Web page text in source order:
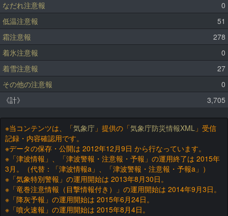
なだれ注意報
0
低温注意報
51
霜注意報
278
着氷注意報
0
着雪注意報
27
その他の注意報
0
《計》
3,705
※当コンテンツは、「気象庁 」提供の「気象庁防災情報XML 」受信
記録・内容確認用です。
※データの保存・公開は 2012年12月9日 から行なっています。
※「津波情報」、「津波警報・注意報・予報」の運用終了は 2015年
3月。（代替：「津波情報a」、「津波警報・注意報・予報a」）
※「気象特別警報」の運用開始は 2013年8月30日。
※「竜巻注意情報（目撃情報付き）」の運用開始は 2014年9月3日。
※「降灰予報」の運用開始は 2015年6月24日。
※「噴火速報」の運用開始は 2015年8月4日。